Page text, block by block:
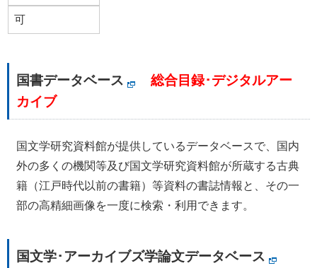
可
国書データベース
総合目録･デジタルアー
カイブ
国文学研究資料館が提供しているデータベースで、国内
外の多くの機関等及び国文学研究資料館が所蔵する古典
籍（江戸時代以前の書籍）等資料の書誌情報と、その一
部の高精細画像を一度に検索・利用できます。
国文学･アーカイブズ学論文データベース